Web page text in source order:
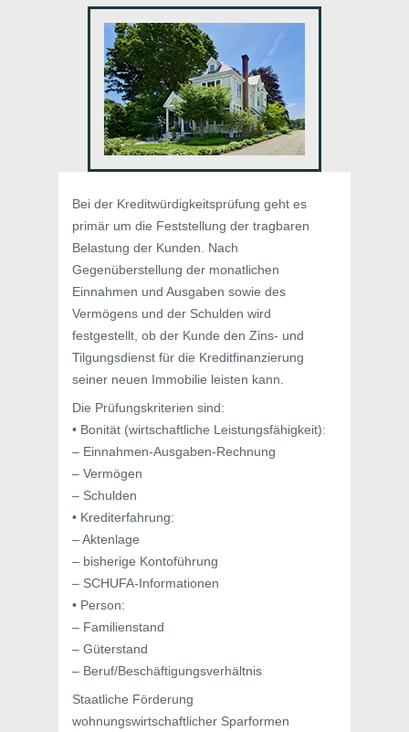
Bei der Kreditwürdigkeitsprüfung geht es
primär um die Feststellung der tragbaren
Belastung der Kunden. Nach
Gegenüberstellung der monatlichen
Einnahmen und Ausgaben sowie des
Vermögens und der Schulden wird
festgestellt, ob der Kunde den Zins- und
Tilgungsdienst für die Kreditfinanzierung
seiner neuen Immobilie leisten kann.
Die Prüfungskriterien sind:
• Bonität (wirtschaftliche Leistungsfähigkeit):
– Einnahmen-Ausgaben-Rechnung
– Vermögen
– Schulden
• Krediterfahrung:
– Aktenlage
– bisherige Kontoführung
– SCHUFA-Informationen
• Person:
– Familienstand
– Güterstand
– Beruf/Beschäftigungsverhältnis
Staatliche Förderung
wohnungswirtschaftlicher Sparformen